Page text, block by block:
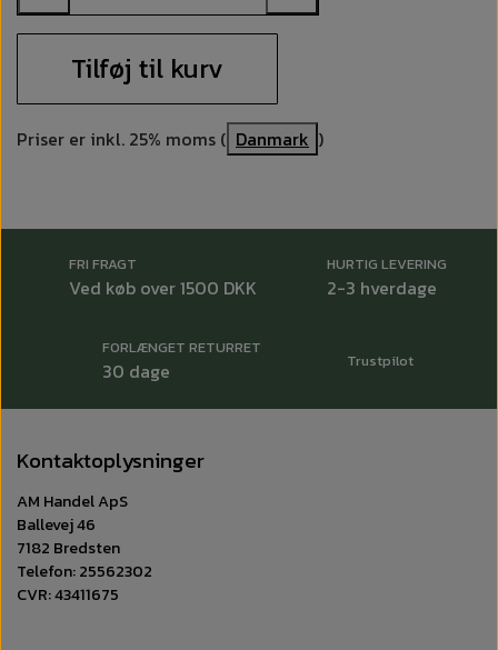
Tilføj til kurv
Priser er inkl. 25% moms ( Danmark )
FRI FRAGT
Ved køb over 1500 DKK
HURTIG LEVERING
2-3 hverdage
FORLÆNGET RETURRET
30 dage Trustpilot
Kontaktoplysninger
AM Handel ApS
Ballevej 46
7182 Bredsten
Telefon: 25562302
CVR: 43411675